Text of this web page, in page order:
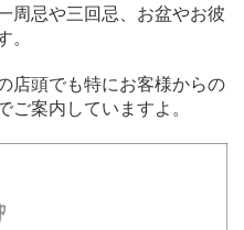
周忌や三回忌、お盆やお彼
。
頭でも特にお客様からの
ご案内していますよ。